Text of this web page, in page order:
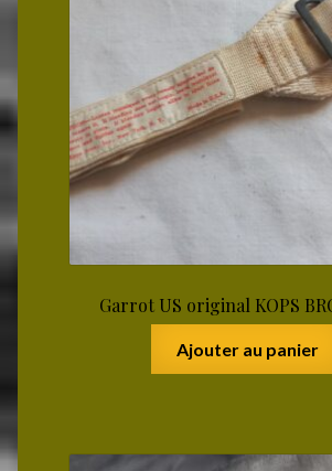
Garrot US original KOPS
Ajouter au panier